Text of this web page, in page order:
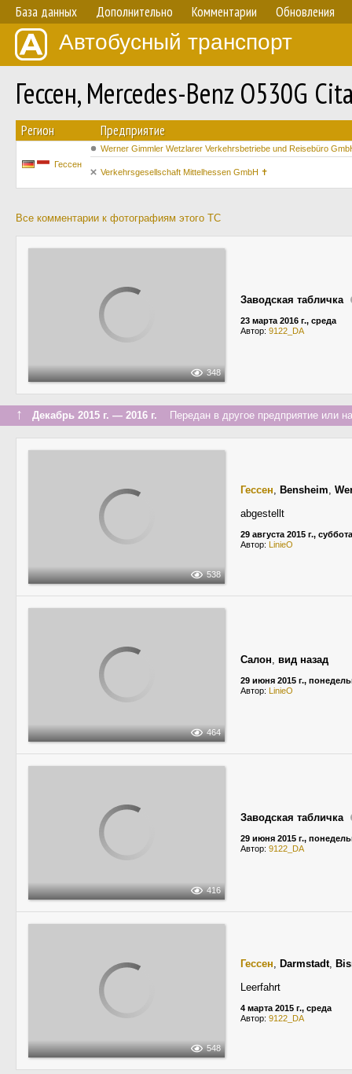
База данных Дополнительно Комментарии Обновления
Автобусный транспорт
Гессен, Mercedes-Benz O530G
Регион Предприятие
Гессен
Werner Gimmler Wetzlarer Verkehrsbetriebe und Reisebüro
Verkehrsgesellschaft Mittelhessen GmbH ✝
Все комментарии к фотографиям этого ТС
348
Заводская табличка
23 марта 2016 г., среда
Автор: 9122_DA
↑ Декабрь 2015 г. — 2016 г. Передан в другое предприятие или
538
Гессен, Bensheim,
abgestellt
29 августа 2015 г., суббота
Автор: LinieO
464
Салон, вид назад
29 июня 2015 г.,
Автор: LinieO
416
Заводская табличка
29 июня 2015 г.,
Автор: 9122_DA
548
Гессен, Darmstadt,
Leerfahrt
4 марта 2015 г., среда
Автор: 9122_DA